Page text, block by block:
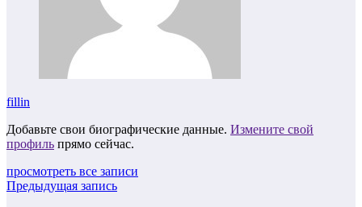
fillin
Добавьте свои биографические данные. Измените свой
профиль прямо сейчас.
просмотреть все записи
Предыдущая запись